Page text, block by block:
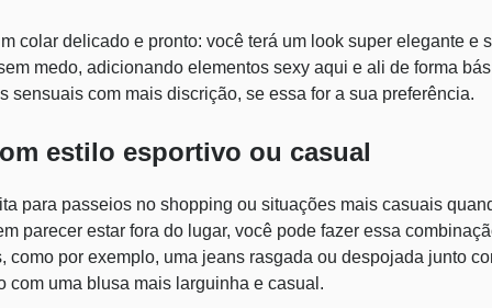
colar delicado e pronto: você terá um look super elegante e
medo, adicionando elementos sexy aqui e ali de forma
sensuais com mais discrição, se essa for a sua preferência.
estilo esportivo ou casual
para passeios no shopping ou situações mais casuais
parecer estar fora do lugar, você pode fazer essa
como por exemplo, uma jeans rasgada ou despojada junto
com uma blusa mais larguinha e casual.